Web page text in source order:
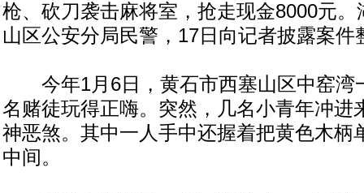
枪、砍刀袭击麻将室，抢走现金8000元
山区公安分局民警，17日向记者披露案件
今年1月6日，黄石市西塞山区中窑湾
名赌徒玩得正嗨。突然，几名小青年冲进
神恶煞。其中一人手中还握着把黄色木柄
中间。